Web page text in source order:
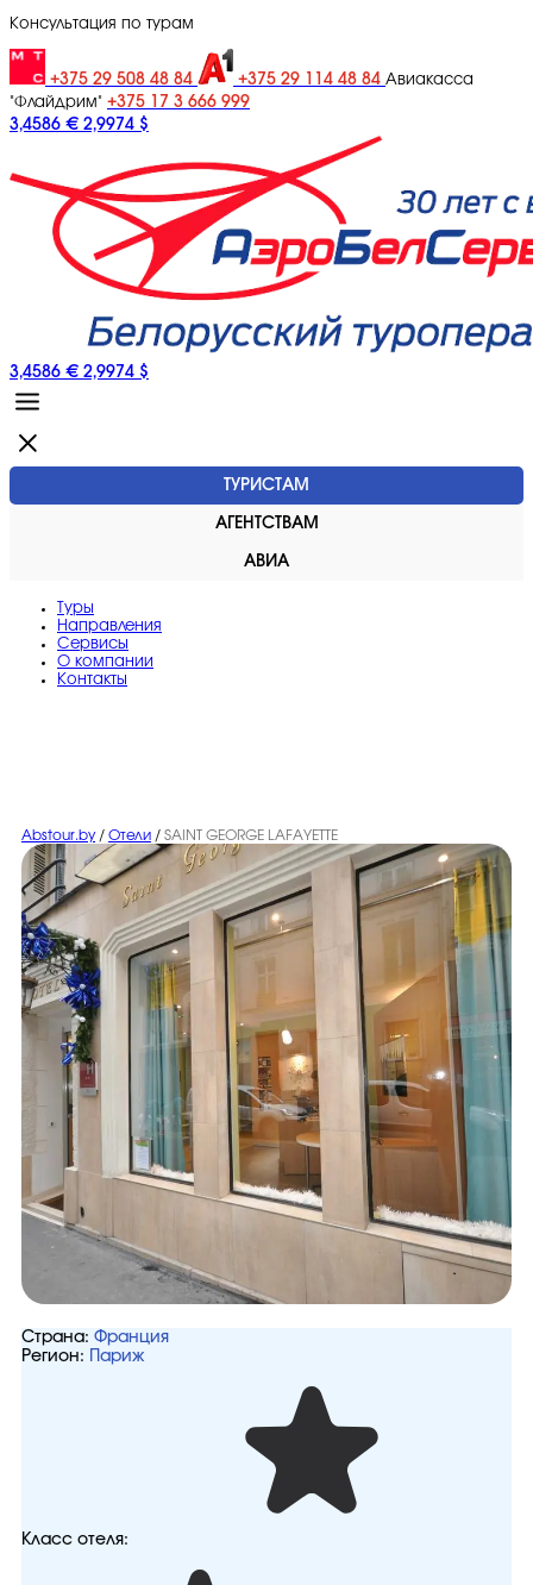
Консультация по турам
+375 29 508 48 84 +375 29 114 48 84 Авиакасса
"Флайдрим" +375 17 3 666 999
3,4586 € 2,9974 $
3,4586 € 2,9974 $
ТУРИСТАМ
АГЕНТСТВАМ
АВИА
Туры
Направления
Сервисы
O компании
Контакты
Abstour.by / Отели / SAINT GEORGE LAFAYETTE
Страна: Франция
Регион:
Париж
Класс отеля: